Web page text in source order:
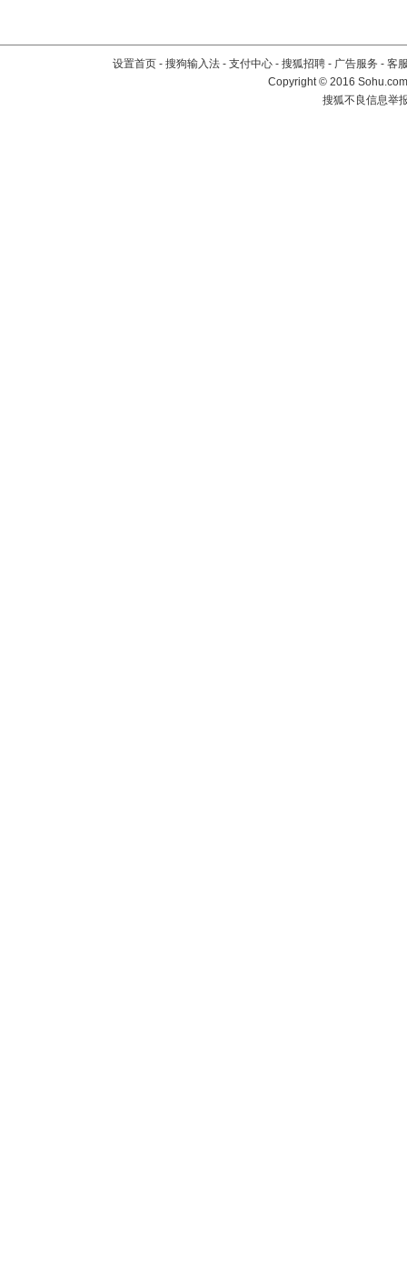
设置首页 - 搜狗输入法 - 支付中心 - 搜狐招聘 - 广告服务 - 客
Copyright©2016
搜狐不良信息举